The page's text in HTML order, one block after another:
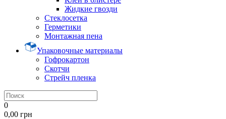
Жидкие гвозди
Стеклосетка
Герметики
Монтажная пена
Упаковочные материалы
Гофрокартон
Скотчи
Стрейч пленка
0
0,00 грн